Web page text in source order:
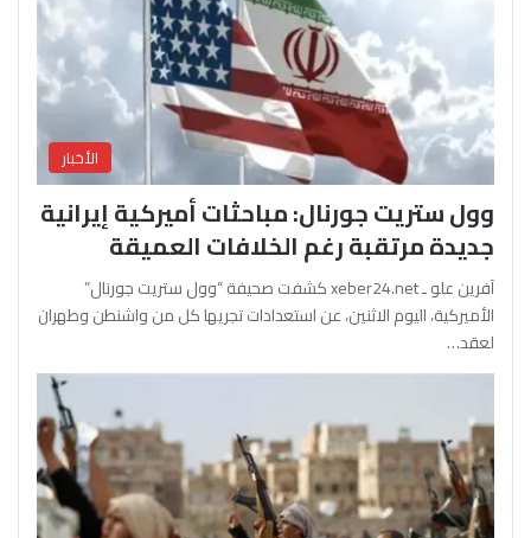
الأخبار
وول ستريت جورنال: مباحثات أميركية إيرانية
جديدة مرتقبة رغم الخلافات العميقة
آفرين علو ـ xeber24.net كشفت صحيفة “وول ستريت جورنال”
الأميركية، اليوم الاثنين، عن استعدادات تجريها كل من واشنطن وطهران
لعقد…